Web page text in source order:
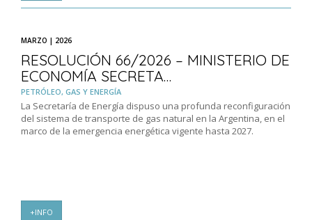
MARZO | 2026
RESOLUCIÓN 66/2026 – MINISTERIO DE
ECONOMÍA SECRETA…
PETRÓLEO, GAS Y ENERGÍA
La Secretaría de Energía dispuso una profunda reconfiguración
del sistema de transporte de gas natural en la Argentina, en el
marco de la emergencia energética vigente hasta 2027.
+INFO